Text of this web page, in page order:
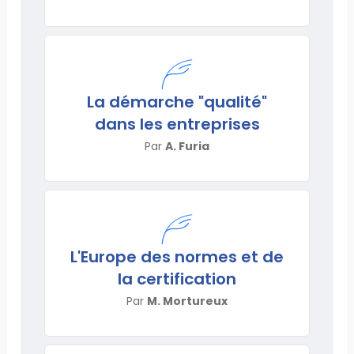
La démarche "qualité"
dans les entreprises
Par A. Furia
L'Europe des normes et de
la certification
Par M. Mortureux